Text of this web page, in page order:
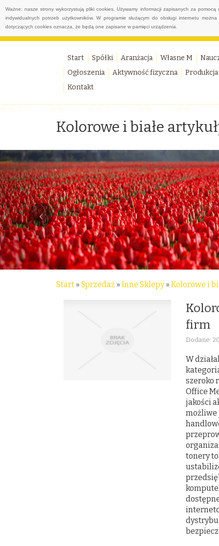
Ważne: nasze strony wykorzystują pliki cookies. Używamy informacji zapisanych za
indywidualnych potrzeb użytkowników. W programie służącym do obsługi internetu
dotyczących cookies oznacza, że będą one zapisane w pamięci urządzenia.
Start Spółki Aranżacja Własne M
Ogłoszenia
Aktywność fizyczna
Produkcja
Kontakt
Kolorowe i białe
Start » Sprzedaż » Inne Sklepy» Kolorowe i
firm
Dodane:
W
szeroko
Office
jakości
możliwe
tonery